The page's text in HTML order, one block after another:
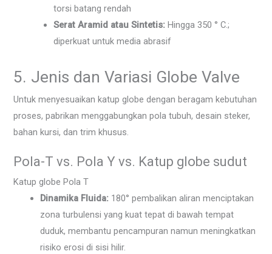
torsi batang rendah
Serat Aramid atau Sintetis: Hingga 350 ° C.;
diperkuat untuk media abrasif
5. Jenis dan Variasi Globe Valve
Untuk menyesuaikan katup globe dengan beragam kebutuhan
proses, pabrikan menggabungkan pola tubuh, desain steker,
bahan kursi, dan trim khusus.
Pola-T vs. Pola Y vs. Katup globe sudut
Katup globe Pola T
Dinamika Fluida: 180° pembalikan aliran menciptakan
zona turbulensi yang kuat tepat di bawah tempat
duduk, membantu pencampuran namun meningkatkan
risiko erosi di sisi hilir.